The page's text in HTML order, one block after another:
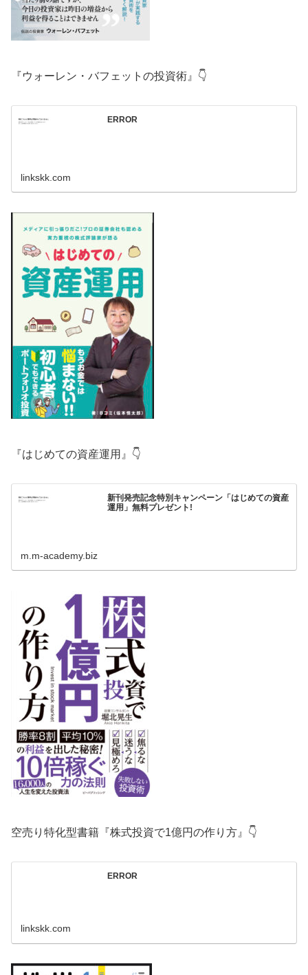
『ウォーレン・バフェットの投資術』👇
ERROR
linkskk.com
『はじめての資産運用』👇
新刊発売記念特別キャンペーン「はじめての資産
運用」無料プレゼント!
m.m-academy.biz
空売り特化型書籍『株式投資で1億円の作り方』👇
ERROR
linkskk.com